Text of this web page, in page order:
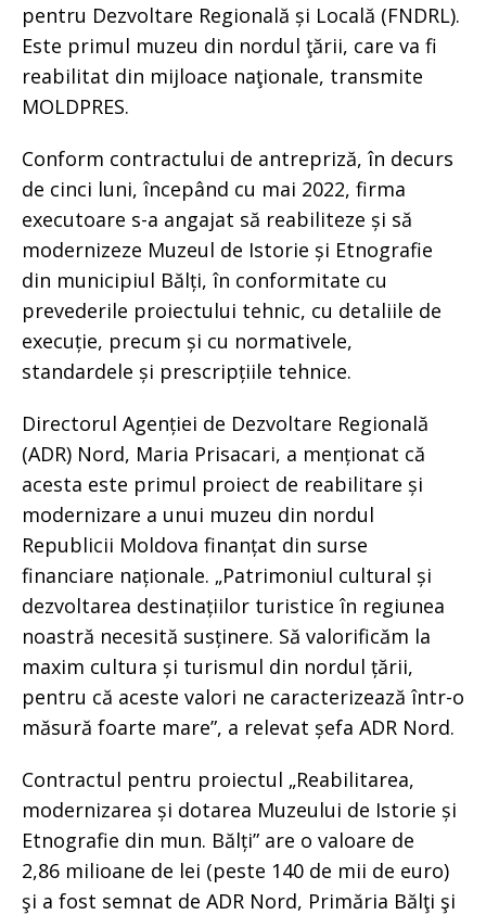
pentru Dezvoltare Regională și Locală (FNDRL).
Este primul muzeu din nordul ţării, care va fi
reabilitat din mijloace naţionale, transmite
MOLDPRES.
Conform contractului de antrepriză, în decurs
de cinci luni, începând cu mai 2022, firma
executoare s-a angajat să reabiliteze și să
modernizeze Muzeul de Istorie și Etnografie
din municipiul Bălți, în conformitate cu
prevederile proiectului tehnic, cu detaliile de
execuție, precum și cu normativele,
standardele și prescripțiile tehnice.
Directorul Agenției de Dezvoltare Regională
(ADR) Nord, Maria Prisacari, a menționat că
acesta este primul proiect de reabilitare și
modernizare a unui muzeu din nordul
Republicii Moldova finanțat din surse
financiare naționale. „Patrimoniul cultural și
dezvoltarea destinațiilor turistice în regiunea
noastră necesită susținere. Să valorificăm la
maxim cultura și turismul din nordul țării,
pentru că aceste valori ne caracterizează într-o
măsură foarte mare”, a relevat șefa ADR Nord.
Contractul pentru proiectul „Reabilitarea,
modernizarea și dotarea Muzeului de Istorie și
Etnografie din mun. Bălți” are o valoare de
2,86 milioane de lei (peste 140 de mii de euro)
şi a fost semnat de ADR Nord, Primăria Bălţi şi